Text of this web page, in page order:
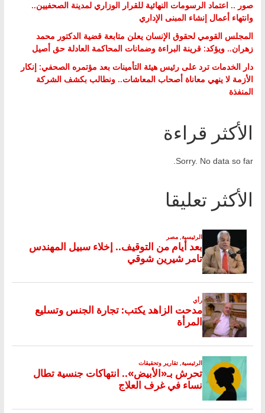
صور .. اعتماد الرسومات النهائية للقرار الوزاري لمدينة الصحفيين..
وانتهاء أعمال إنشاء المبنى الإداري
المجلس القومي لحقوق الإنسان يعلن متابعة قضية الدكتور محمد
زهران.. ويؤكد: قرينة البراءة وضمانات المحاكمة العادلة حق أصيل
دار الخدمات ترد على رئيس هيئة التأمينات بعد مؤتمره الصحفي: إنكار
الأزمة لا ينهي معاناة أصحاب المعاشات.. ونطالب بكشف الشركة
المنفذة
الأكثر قراءة
Sorry. No data so far.
الأكثر تعليقا